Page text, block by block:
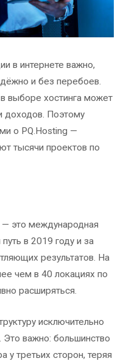
в интернете важно,
и без перебоев.
выборе хостинга может
доходов. Поэтому
о PQ.Hosting —
тысячи проектов по
— это международная
в 2019 году и за
результатов. На
чем в 40 локациях по
расширяться.
исключительно
Это важно: большинство
у третьих сторон, теряя